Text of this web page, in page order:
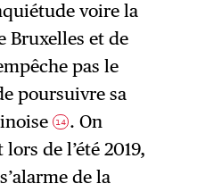
voire la
Bruxelles et de
pas le
poursuivre sa
14 . On
de l’été 2019,
de la